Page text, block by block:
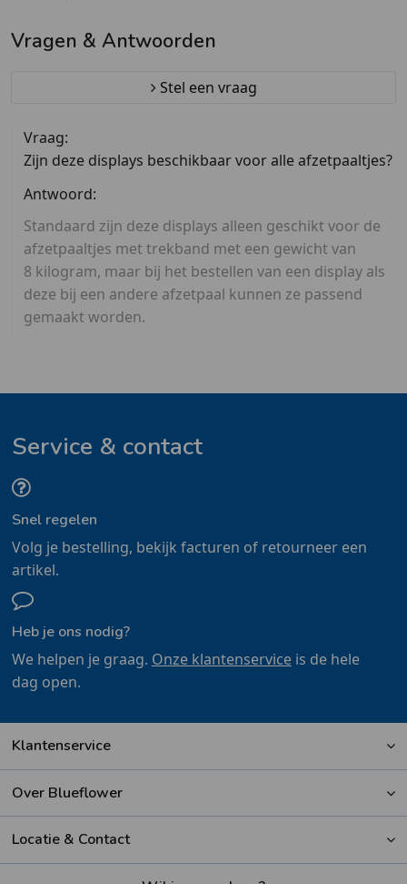
Vragen & Antwoorden
Stel een vraag
Vraag:
Zijn deze displays beschikbaar voor alle afzetpaaltjes?
Antwoord:
Standaard zijn deze displays alleen geschikt voor de
afzetpaaltjes met trekband met een gewicht van
8 kilogram, maar bij het bestellen van een display als
deze bij een andere afzetpaal kunnen ze passend
gemaakt worden.
Service & contact
Snel regelen
Volg je bestelling, bekijk facturen of retourneer een
artikel.
Heb je ons nodig?
We helpen je graag. Onze klantenserviceis de hele
dag open.
Klantenservice
Over Blueflower
Locatie & Contact